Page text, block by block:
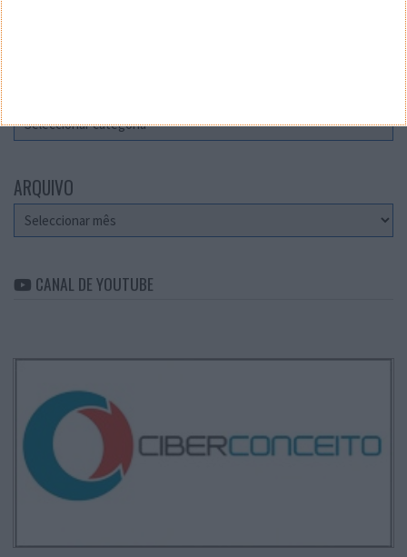
ARQUIVO
Arquivo
CANAL DE YOUTUBE